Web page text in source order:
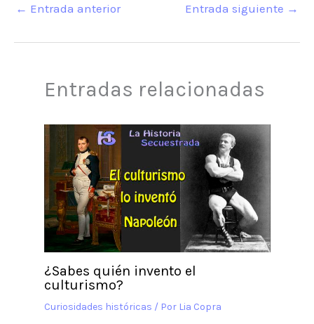
← Entrada anterior Entrada siguiente →
Entradas relacionadas
¿Sabes quién invento el
culturismo?
Curiosidades históricas / Por Lia Copra